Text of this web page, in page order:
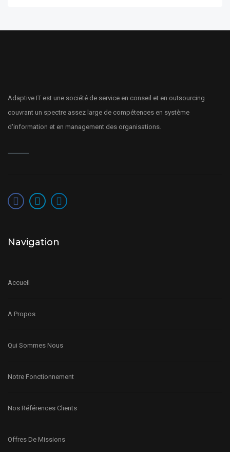
Adaptive IT est une société de service en conseil et en outsourcing
couvrant un spectre assez large de compétences en système
d'information et en management des organisations.
Navigation
Accueil
A Propos
Qui Sommes Nous
Notre Fonctionnement
Nos Références Clients
Offres De Missions